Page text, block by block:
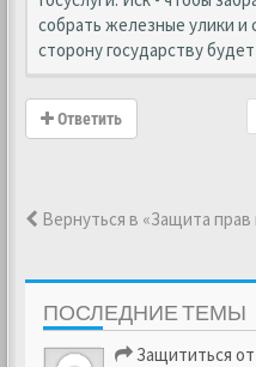
собрать железные улики и
сторону государству
Ответить
Вернуться в «Защита
ПОСЛЕДНИЕ ТЕМЫ
Защититься от